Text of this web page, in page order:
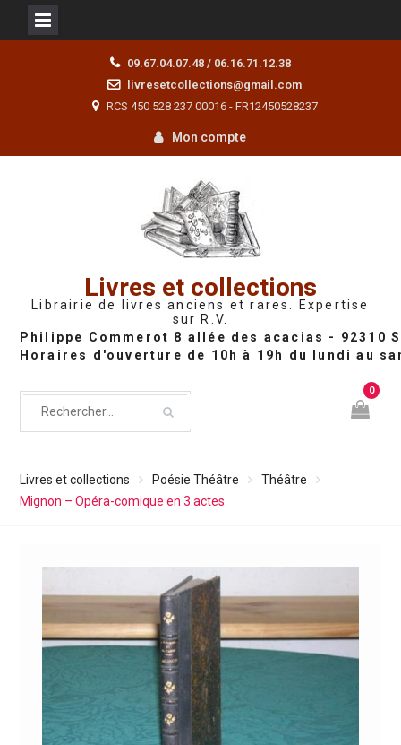
09.67.04.07.48 / 06.16.71.12.38
livresetcollections@gmail.com
RCS 450 528 237 00016 - FR12450528237
Mon compte
Livres et collections
Librairie de livres anciens et rares. Expertise
sur R.V.
0
Livres et collections Poésie Théâtre
Théâtre
Mignon – Opéra-comique en 3 actes.